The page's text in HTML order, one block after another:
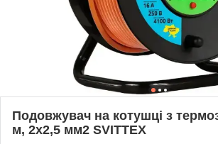
Подовжувач на котушці з
м, 2х2,5 мм2 SVITTEX